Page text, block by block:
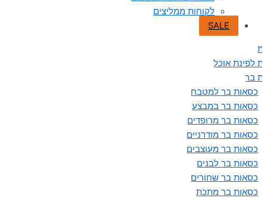
לקוחות ממליצים
SALE
לפינת אוכל
בר
כסאות בר למטבח
כסאות בר במבצע
כסאות בר מרופדים
כסאות בר מודרניים
כסאות בר מעוצבים
כסאות בר לבנים
כסאות בר שחורים
כסאות בר מתכת